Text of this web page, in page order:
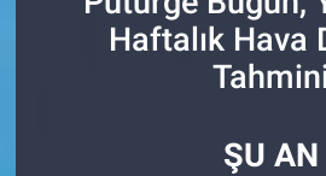
Haftalık Hava
ŞU AN
GÜNDEM
Süper Lig Puan Durumu ve
Son Dakika Haberleri